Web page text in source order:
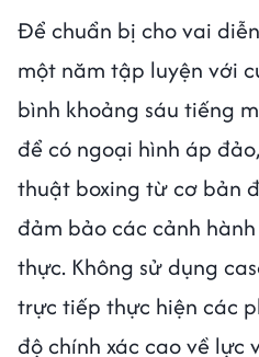
Để chuẩn bị cho vai
một năm tập luyện với
bình khoảng sáu tiếng
để có ngoại hình áp
thuật boxing từ cơ bản
đảm bảo các cảnh
thực. Không sử dụng
trực tiếp thực hiện các
độ chính xác cao về lực